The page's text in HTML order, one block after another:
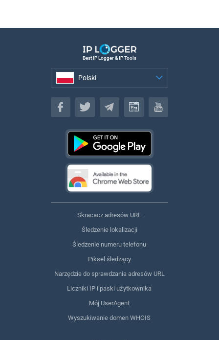
Best IP Logger & IP Tools
Polski
Polski
Skracacz adresów URL
Śledzenie lokalizacji
Śledzenie numeru telefonu
Piksel śledzący
Narzędzie do sprawdzania adresów URL
Liczniki IP i paski użytkownika
Mój UserAgent
Wyszukiwanie domen WHOIS